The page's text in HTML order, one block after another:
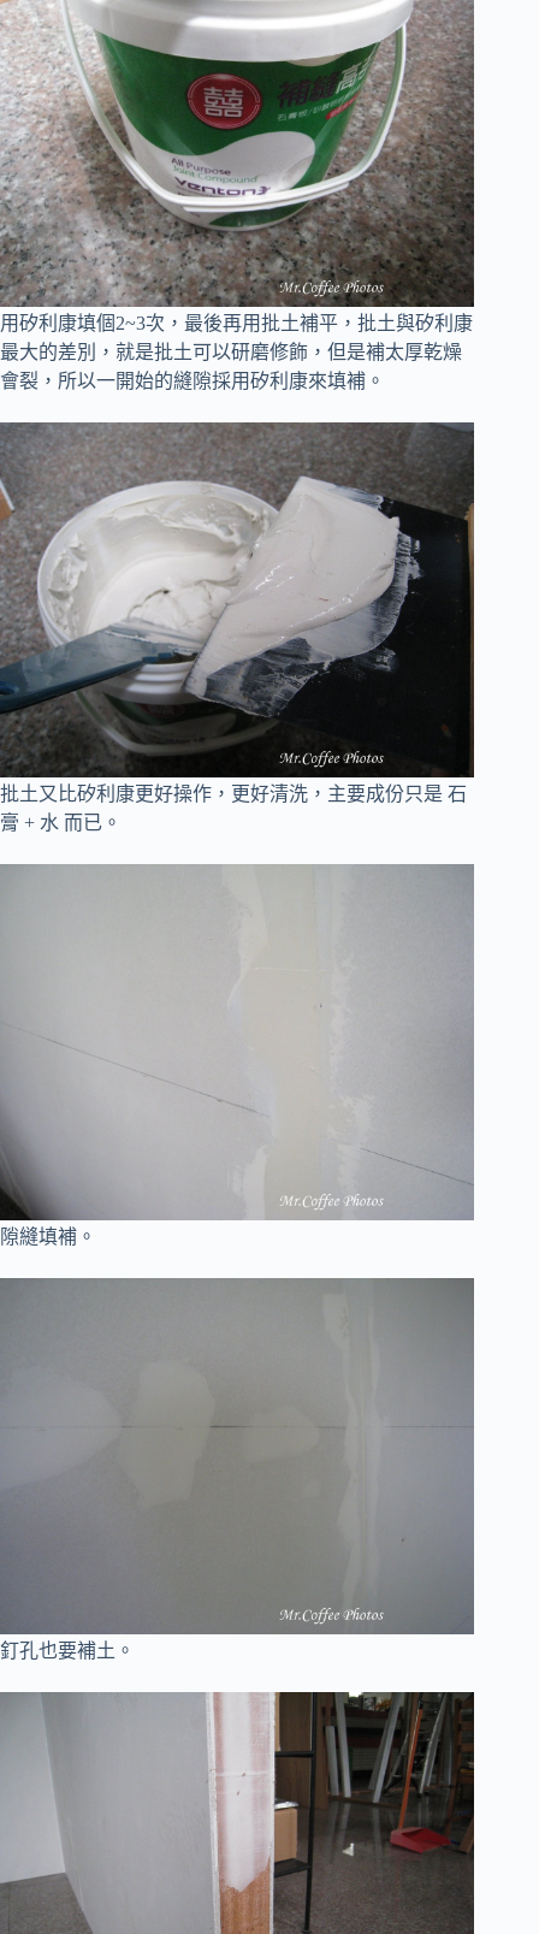
用矽利康填個2~3次，最後再用批土補平， 批土與矽利康
最大的差別，就是批土可以研磨修飾，但是補太厚乾燥
會裂，所以一開始的縫隙採用矽利康來填補。
批土又比矽利康更好操作，更好清洗，主要成份只是 石
膏 + 水 而已。
隙縫填補。
釘孔也要補土。